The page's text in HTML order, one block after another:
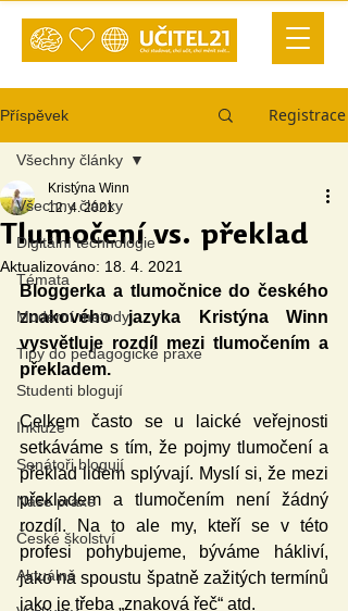
Příspěvek Registrace
Všechny články
Digitální technologie
Témata
Moderní metody
Tipy do pedagogické praxe
Studenti blogují
Inkluze
Senátoři blogují
Naše praxe
České školství
Aktuálně
Všechny články
Tlumočení vs. překlad
Kristýna Winn
12. 4. 2021
Aktualizováno: 18. 4. 2021
Bloggerka a tlumočnice do českého
znakového jazyka Kristýna Winn
vysvětluje rozdíl mezi tlumočením a
překladem.
Celkem často se u laické veřejnosti
setkáváme s tím, že pojmy tlumočení a
překlad lidem splývají. Myslí si, že mezi
překladem a tlumočením není žádný
rozdíl. Na to ale my, kteří se v této
profesi pohybujeme, býváme hákliví,
jako na spoustu špatně zažitých termínů
jako je třeba „znaková řeč“ atd.